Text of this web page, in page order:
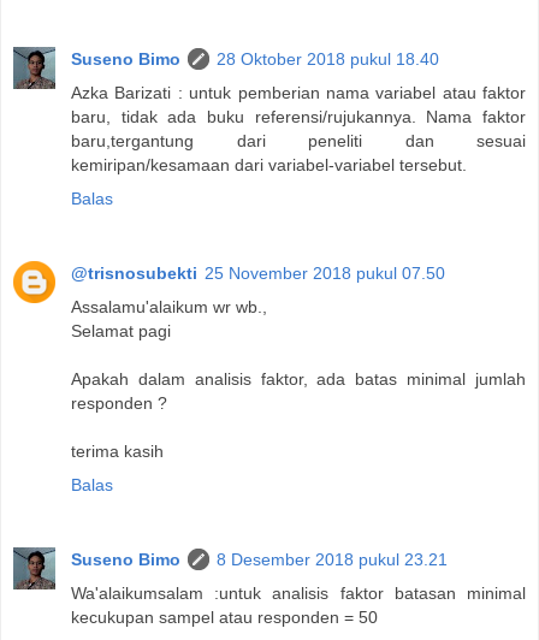
Suseno Bimo
28 Oktober 2018 pukul 18.40
Azka Barizati : untuk pemberian nama variabel atau faktor
baru, tidak ada buku referensi/rujukannya. Nama faktor
baru,tergantung dari peneliti dan sesuai
kemiripan/kesamaan dari variabel-variabel tersebut.
Balas
@trisnosubekti 25 November 2018 pukul 07.50
Assalamu'alaikum wr wb.,
Selamat pagi
Apakah dalam analisis faktor, ada batas minimal jumlah
responden ?
terima kasih
Balas
Suseno Bimo
8 Desember 2018 pukul 23.21
Wa'alaikumsalam :untuk analisis faktor batasan minimal
kecukupan sampel atau responden = 50